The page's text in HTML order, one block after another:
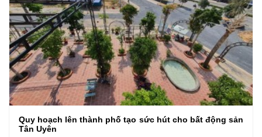
Quy hoạch lên thành phố tạo sức hút cho bất động sản
Tân Uyên